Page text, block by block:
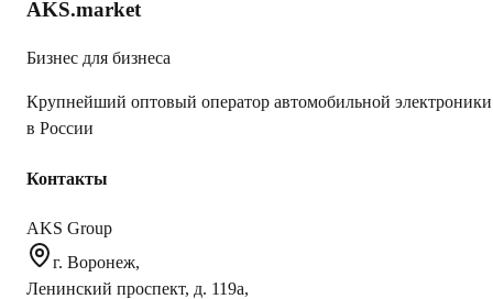
AKS.market
Бизнес для бизнеса
Крупнейший оптовый оператор автомобильной электроники
в России
Контакты
AKS Group
г. Воронеж,
Ленинский проспект, д. 119а,